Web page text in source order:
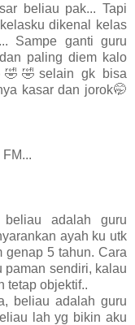
beliau pak... Tapi
dikenal kelas
Sampe ganti guru
paling diem kalo
gk bisa
kasar dan jorok🤭
adalah guru
ayah ku utk
5 tahun. Cara
paman sendiri, kalau
tetap objektif..
beliau adalah guru
lah yg bikin aku